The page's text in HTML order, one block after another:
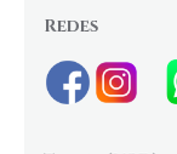
Redes